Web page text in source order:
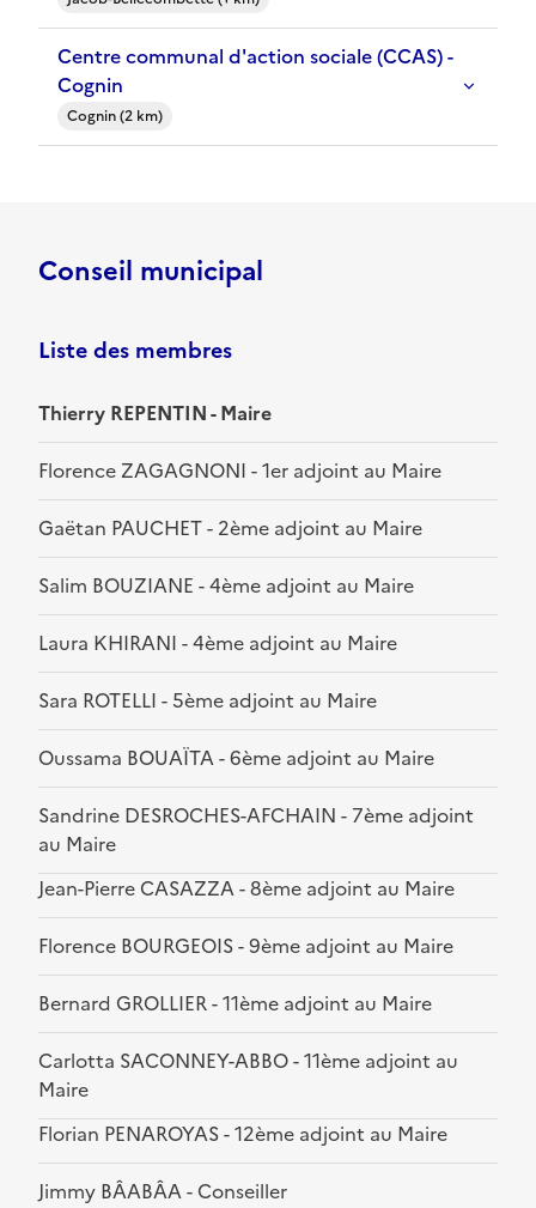
Centre communal d'action sociale (CCAS) -
Cognin
Cognin (2 km)
Conseil municipal
Liste des membres
Thierry REPENTIN - Maire
Florence ZAGAGNONI - 1er adjoint au Maire
Gaëtan PAUCHET - 2ème adjoint au Maire
Salim BOUZIANE - 4ème adjoint au Maire
Laura KHIRANI - 4ème adjoint au Maire
Sara ROTELLI - 5ème adjoint au Maire
Oussama BOUAÏTA - 6ème adjoint au Maire
Sandrine DESROCHES-AFCHAIN - 7ème adjoint
au Maire
Jean-Pierre CASAZZA - 8ème adjoint au Maire
Florence BOURGEOIS - 9ème adjoint au Maire
Bernard GROLLIER - 11ème adjoint au Maire
Carlotta SACONNEY-ABBO - 11ème adjoint au
Maire
Florian PENAROYAS - 12ème adjoint au Maire
Jimmy BÂABÂA - Conseiller